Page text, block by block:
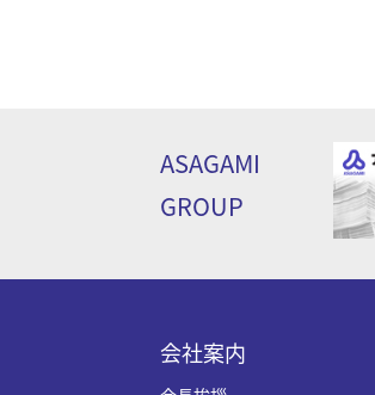
ASAGAMI
GROUP
会社案内